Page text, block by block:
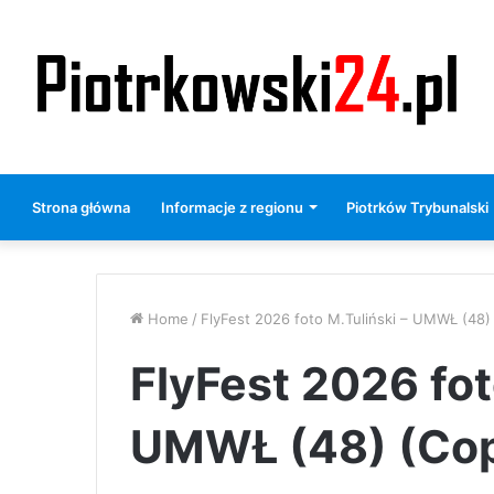
Strona główna Informacje z regionu Piotrków Trybunalski
Home / FlyFest 2026 foto M.Tuliński – UMWŁ
FlyFest 2026
UMWŁ (48)